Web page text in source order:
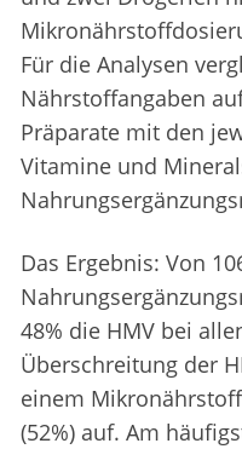
Für die Analysen
Nährstoffangaben
Präparate mit den
Vitamine und
Das Ergebnis: Von
48% die HMV bei
Überschreitung der
einem
(52%) auf. Am